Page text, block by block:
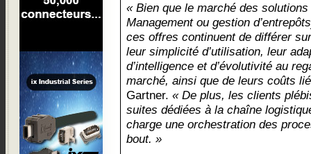
« Bien que le marché des
Management ou gestion
ces offres continuent de différer
leur simplicité d’utilisation, leur
d’intelligence et d’évolutivité au
marché, ainsi que de leurs coûts
Gartner. « De plus, les clients
suites dédiées à la chaîne
charge une orchestration des
bout. »